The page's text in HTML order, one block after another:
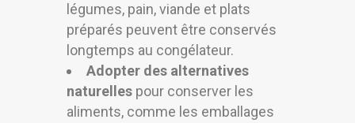
légumes, pain, viande et plats
préparés peuvent être conservés
longtemps au congélateur.
Adopter des alternatives
naturelles pour conserver les
aliments, comme les emballages